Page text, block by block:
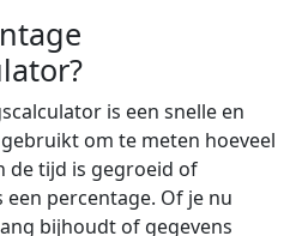
is een snelle en
om te meten hoeveel
de tijd is gegroeid of
percentage. Of je nu
bijhoudt of gegevens